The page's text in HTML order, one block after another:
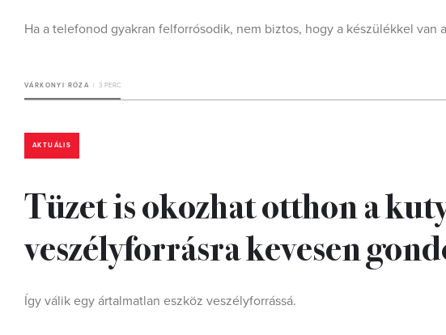
Ha a telefonod gyakran felforrósodik, nem biztos, hogy a készülékkel van
VÁRKONYI RÓZA 3 PERC
AKTUÁLIS
Tüzet is okozhat otthon a
veszélyforrásra kevesen
Így válik egy ártalmatlan eszköz veszélyforrássá.